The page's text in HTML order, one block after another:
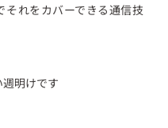
れをカバーできる通信技
明けです